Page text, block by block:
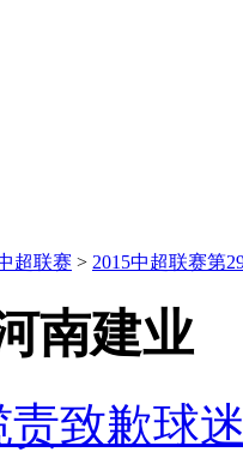
超联赛 > 2015中超联赛第
南建业
致歉球